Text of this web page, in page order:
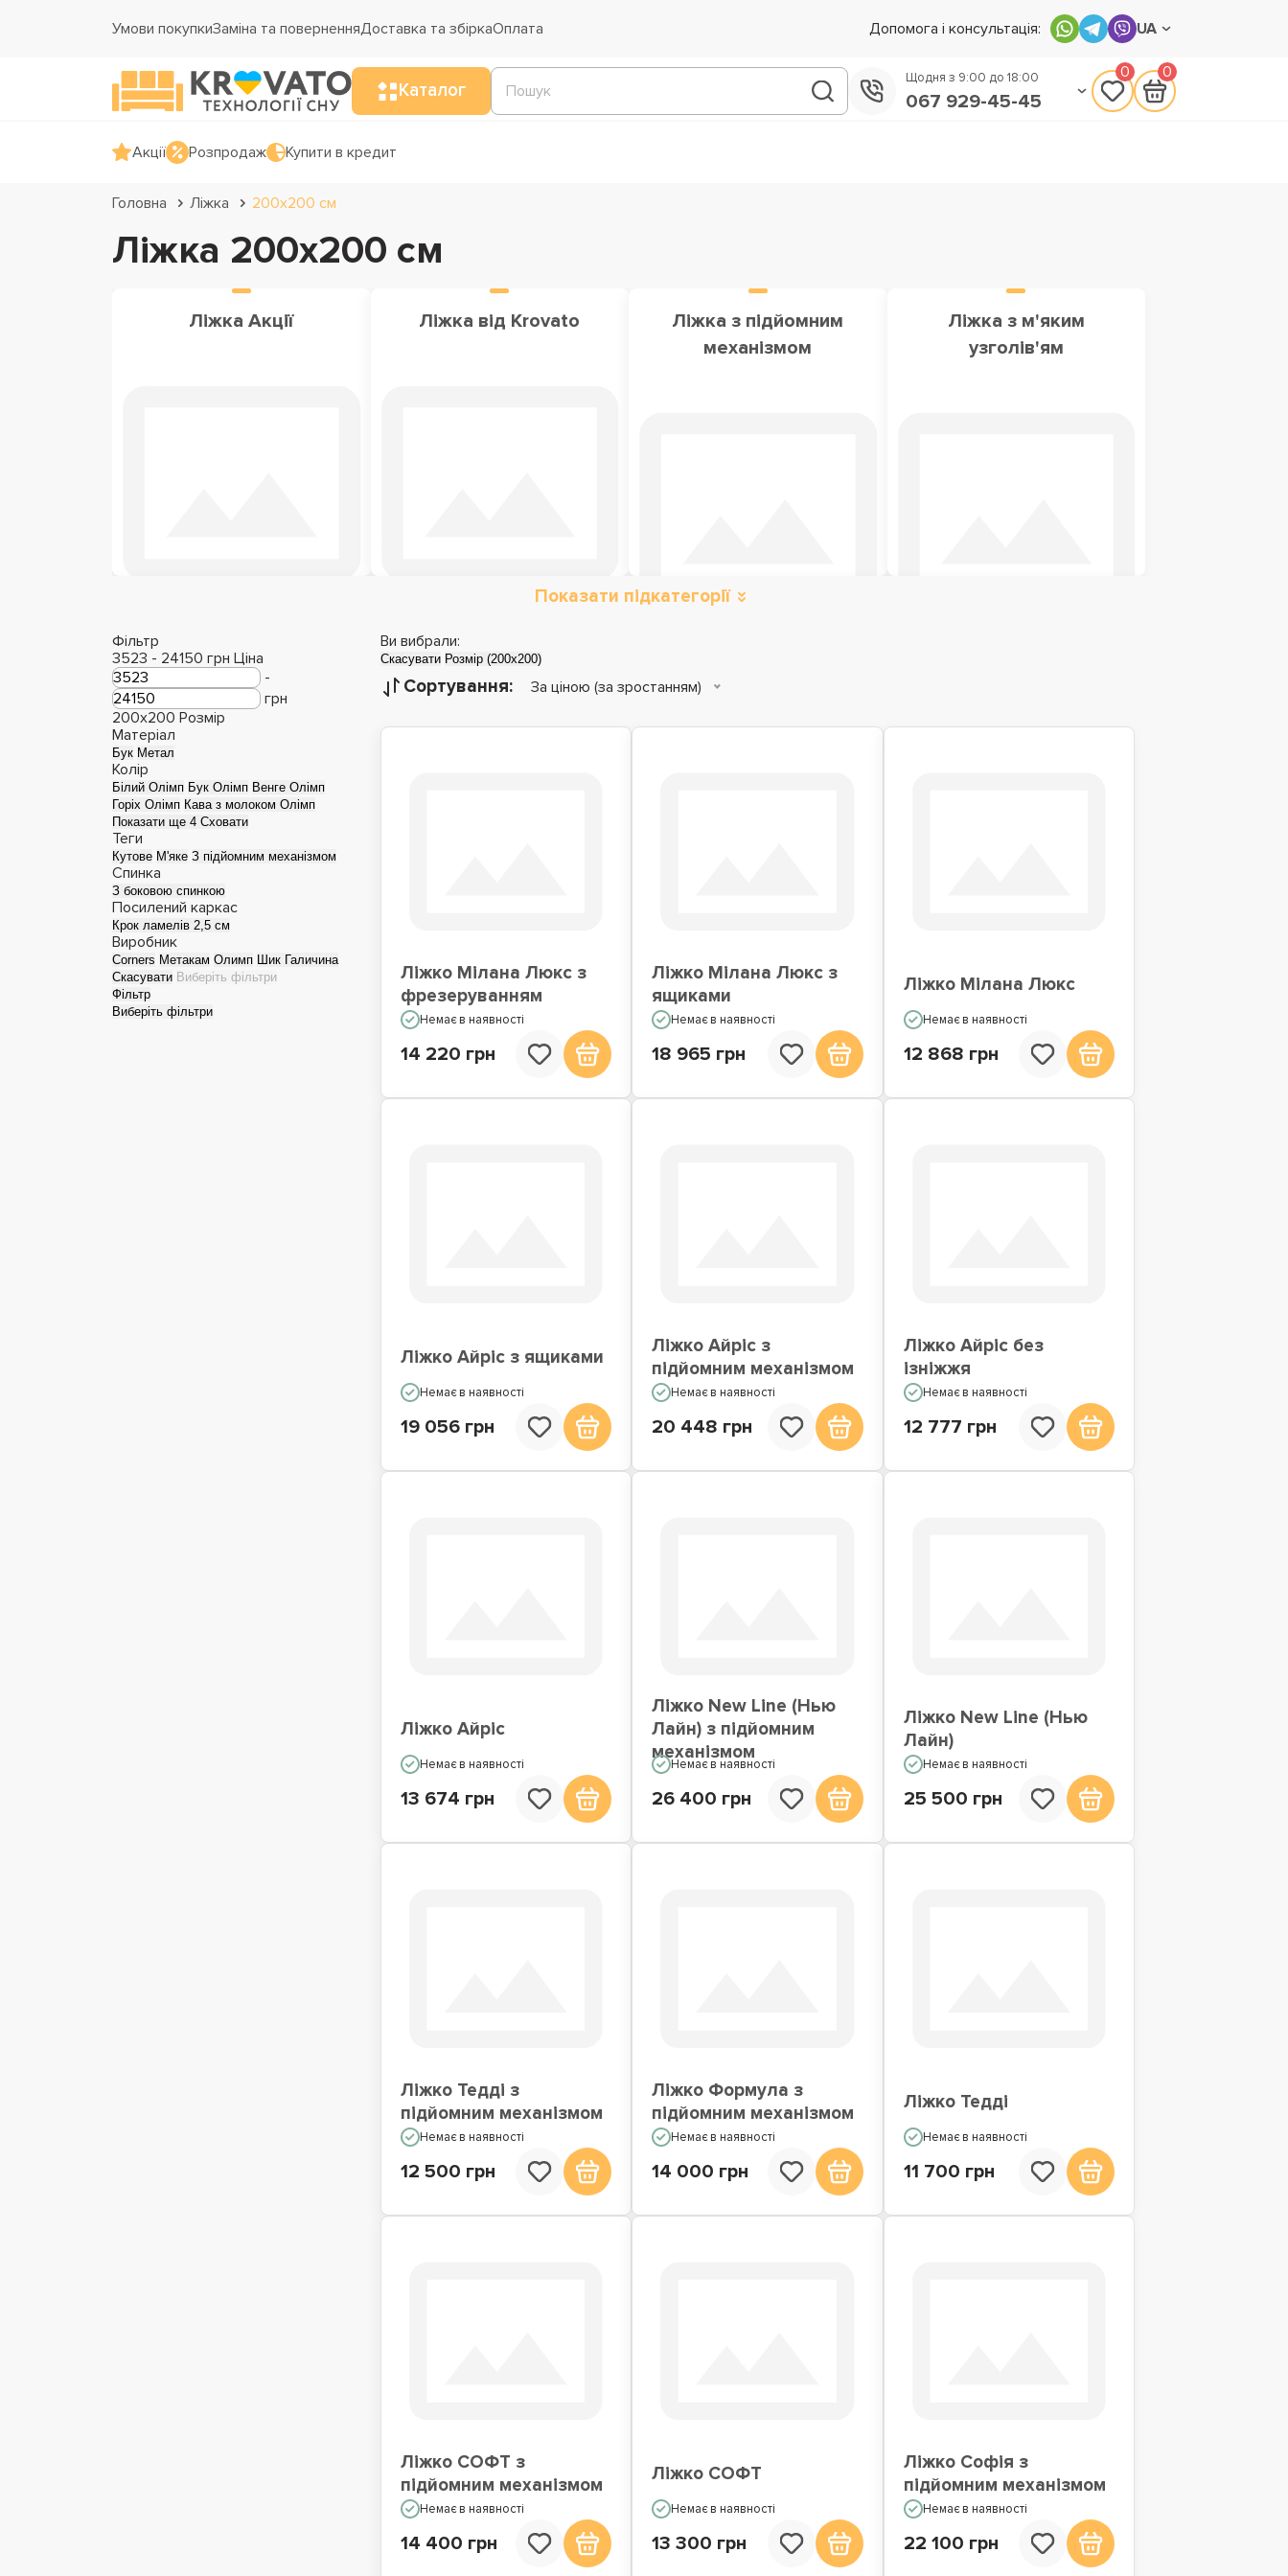
Умови покупкиЗаміна та поверненняДоставка та збіркаОплата Допомога і консультація: UA
Каталог
Щодня з 9:00 до 18:00
067 929-45-45
0 0
Акції Розпродаж Купити в кредит
Головна Ліжка 200х200 см
Ліжка 200x200 см
Ліжка Акції Ліжка від Krovato
Ліжка з підйомним
механізмом
Ліжка з м'яким
узголів'ям
Металеві ліжка Дитячі ліжка
Односпальні ліжка
Показати підкатегорії
Фільтр
3523 - 24150 грн Ціна
-
грн
200x200 Розмір
Матеріал
Бук Метал
Колір
Білий Олімп Бук Олімп Венге Олімп
Горіх Олімп Кава з молоком Олімп
Показати ще 4 Сховати
Теги
Кутове М'яке З підйомним механізмом
Спинка
З боковою спинкою
Посилений каркас
Крок ламелів 2,5 см
Виробник
Corners Метакам Олимп Шик Галичина
Скасувати Виберіть фільтри
Фільтр
Виберіть фільтри
Ви вибрали:
Скасувати Розмір (200x200)
Сортування: За ціною (за зростанням)
Ліжко Мілана Люкс з
фрезеруванням
Немає в наявності
14 220 грн
Ліжко Мілана Люкс з
ящиками
Немає в наявності
18 965 грн
Ліжко Мілана Люкс
Немає в наявності
12 868 грн
Ліжко Айріс з ящиками
Немає в наявності
19 056 грн
Ліжко Айріс з
підйомним механізмом
Немає в наявності
20 448 грн
Ліжко Айріс без
ізніжжя
Немає в наявності
12 777 грн
Ліжко Айріс
Немає в наявності
13 674 грн
Ліжко New Line (Нью
Лайн) з підйомним
механізмом
Немає в наявності
26 400 грн
Ліжко New Line (Нью
Лайн)
Немає в наявності
25 500 грн
Ліжко Тедді з
підйомним механізмом
Немає в наявності
12 500 грн
Ліжко Формула з
підйомним механізмом
Немає в наявності
14 000 грн
Ліжко Тедді
Немає в наявності
11 700 грн
Ліжко СОФТ з
підйомним механізмом
Немає в наявності
14 400 грн
Ліжко СОФТ
Немає в наявності
13 300 грн
Ліжко Софія з
підйомним механізмом
Немає в наявності
22 100 грн